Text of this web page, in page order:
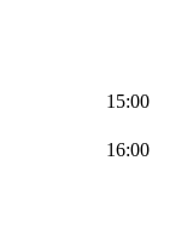
15:00
16:00